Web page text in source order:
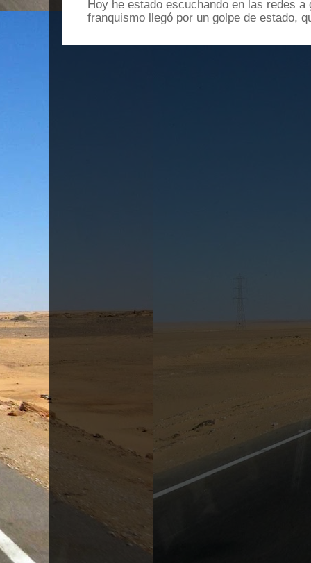
Hoy he estado escuchando en las redes
franquismo llegó por un golpe de estado,